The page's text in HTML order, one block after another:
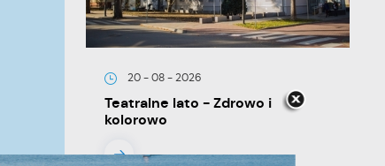
20 - 08 - 2026
Teatralne lato - Zdrowo i
kolorowo